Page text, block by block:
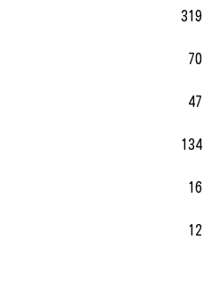
319
70
47
134
16
12